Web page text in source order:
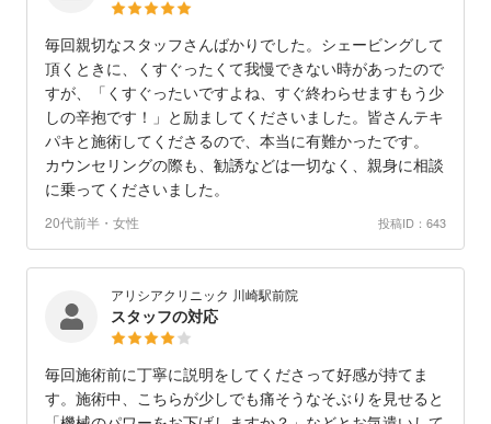
毎回親切なスタッフさんばかりでした。シェービングして
頂くときに、くすぐったくて我慢できない時があったので
すが、「くすぐったいですよね、すぐ終わらせますもう少
しの辛抱です！」と励ましてくださいました。皆さんテキ
パキと施術してくださるので、本当に有難かったです。
カウンセリングの際も、勧誘などは一切なく、親身に相談
に乗ってくださいました。
20代前半・女性 投稿ID：643
アリシアクリニック 川崎駅前院
スタッフの対応
毎回施術前に丁寧に説明をしてくださって好感が持てま
す。施術中、こちらが少しでも痛そうなそぶりを見せると